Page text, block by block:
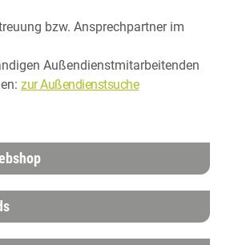
bzw. Ansprechpartner im
Außendienstmitarbeitenden
zur Außendienstsuche